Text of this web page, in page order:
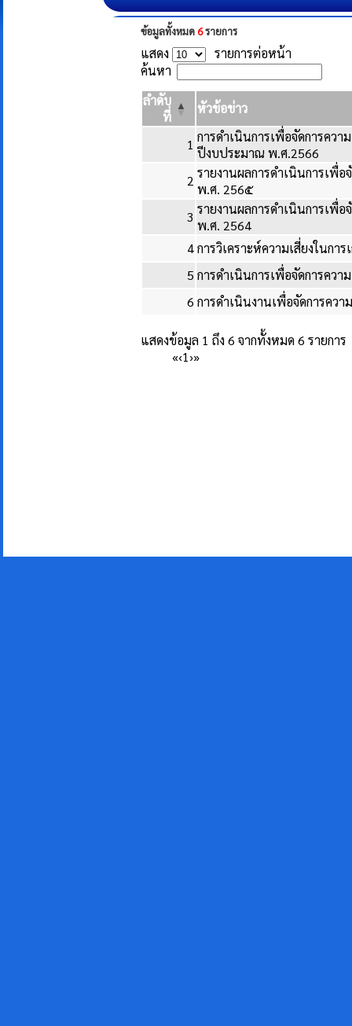
ข้อมูลทั้งหมด6รายการ
แสดง
รายการต่อหน้า
ค้นหา
ลำดับ
ที่
หัวข้อข่าว
1 การดำเนินการเพื่อจัดการคว
ปีงบประมาณ พ.ศ.2566
2 รายงานผลการดำเนินการเพื่
พ.ศ. 256๕
3 รายงานผลการดำเนินการเพื่
พ.ศ. 2564
4การวิเคราะห์ความเสี่ยงในกา
5 การดำเนินการเพื่อจัดการควา
6 การดำเนินงานเพื่อจัดการควา
แสดงข้อมูล 1 ถึง 6 จากทั้งหมด 6 รายการ
«‹1›»